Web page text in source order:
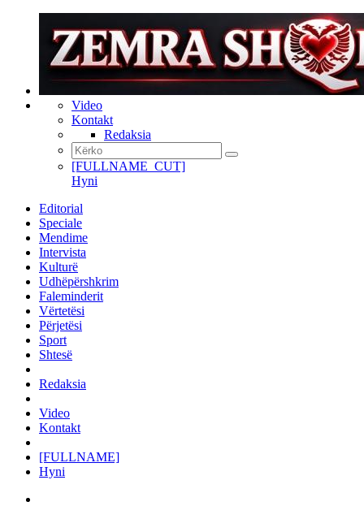
Video
Kontakt
Redaksia
[FULLNAME_CUT]
Hyni
Editorial
Speciale
Mendime
Intervista
Kulturë
Udhëpërshkrim
Faleminderit
Vërtetësi
Përjetësi
Sport
Shtesë
Redaksia
Video
Kontakt
[FULLNAME]
Hyni